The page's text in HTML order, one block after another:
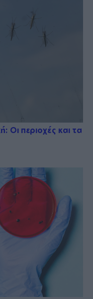
Οι περιοχές και τα